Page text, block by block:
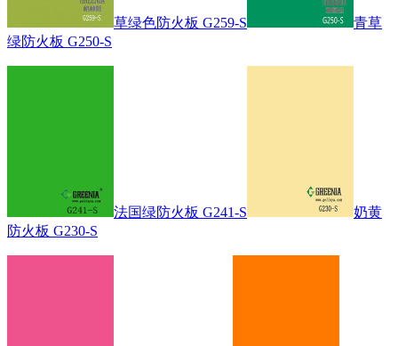
草绿色防火板 G259-S
青草
绿防火板 G250-S
法国绿防火板 G241-S
奶黄
防火板 G230-S